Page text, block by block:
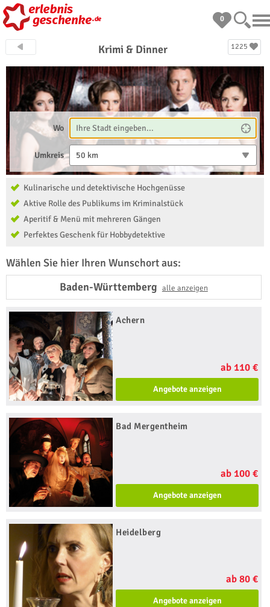
0
1225
Krimi & Dinner
Wo
Umkreis 50 km
Kulinarische und detektivische Hochgenüsse
Aktive Rolle des Publikums im Kriminalstück
Aperitif & Menü mit mehreren Gängen
Perfektes Geschenk für Hobbydetektive
Wählen Sie hier Ihren Wunschort aus:
Baden-Württemberg alle anzeigen
Achern
ab 110 €
Angebote anzeigen
Bad Mergentheim
ab 100 €
Angebote anzeigen
Heidelberg
ab 80 €
Angebote anzeigen